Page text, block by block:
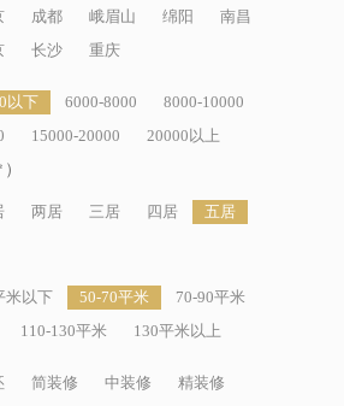
成都 峨眉山 绵阳
南昌
长沙 重庆
以下 6000-8000
8000-10000
15000-20000
20000以上
两居 三居 四居
五居
米以下 50-70平米
70-90平米
110-130平米 130平米以上
简装修 中装修
精装修